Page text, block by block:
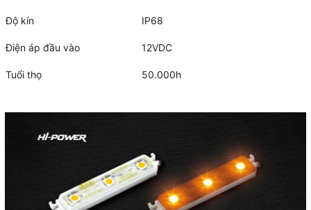
Độ kín IP68
Điện áp đầu vào 12VDC
Tuổi thọ 50.000h